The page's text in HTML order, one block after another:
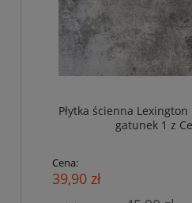
Płytka ścienna
gatunek 1 z
Cena:
39,90 zł